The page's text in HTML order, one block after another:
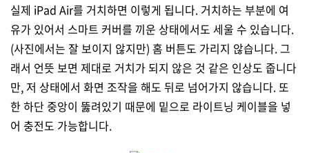
실제 iPad Air를 거치하면 이렇게 됩니다. 거치하는 부분에 여
유가 있어서 스마트 커버를 끼운 상태에서도 세울 수 있습니다.
(사진에서는 잘 보이지 않지만) 홈 버튼도 가리지 않습니다. 그
래서 언뜻 보면 제대로 거치가 되지 않은 것 같은 인상도 줍니다
만, 저 상태에서 화면 조작을 해도 뒤로 넘어가지 않습니다. 또
한 하단 중앙이 뚫려있기 때문에 밑으로 라이트닝 케이블을 넣
어 충전도 가능합니다.